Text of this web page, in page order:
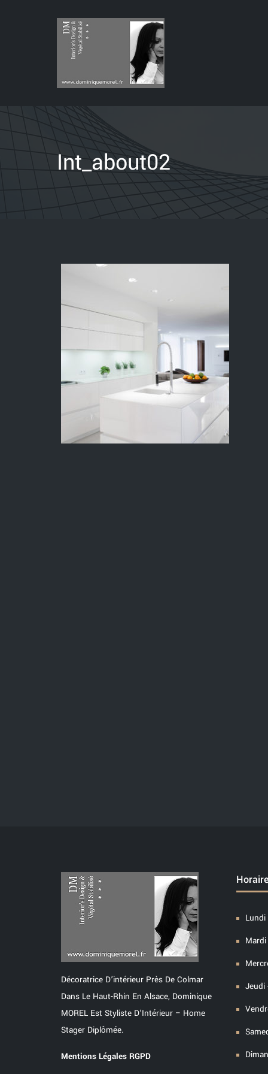
Int_about02
Décoratrice D’intérieur Près De Colmar
Dans Le Haut-Rhin En Alsace, Dominique
MOREL Est Styliste D’Intérieur – Home
Stager Diplômée.
Mentions Légales RGPD
Jeudi